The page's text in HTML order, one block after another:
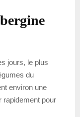
jours, le plus
du
environ une
rapidement pour